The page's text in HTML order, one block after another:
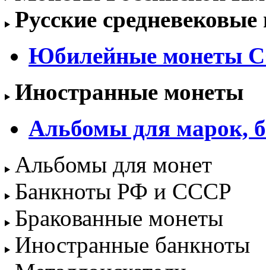
Русские
Юбилейные монеты
Иностранные монеты
Альбомы для марок,
Альбомы для монет
Банкноты РФ и СССР
Бракованные монеты
Иностранные банкноты